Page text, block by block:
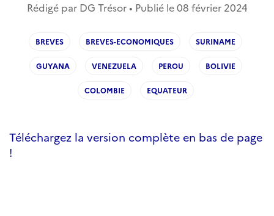
Rédigé par DG Trésor • Publié le08 février 2024
BREVES BREVES-ECONOMIQUES SURINAME
GUYANA VENEZUELA PEROU BOLIVIE
COLOMBIE EQUATEUR
Téléchargez la version complète en bas de page
!